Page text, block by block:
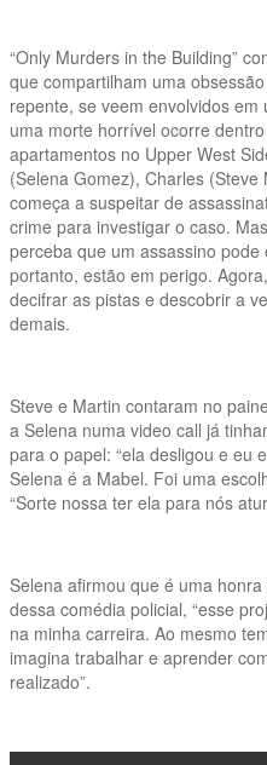
“Only Murders in the Building”
que compartilham uma
repente, se veem envolvidos
uma morte horrível ocorre
apartamentos no Upper West
(Selena Gomez), Charles
começa a suspeitar de
crime para investigar o caso.
perceba que um assassino
portanto, estão em perigo.
decifrar as pistas e descobrir a
demais.
Steve e Martin contaram no
a Selena numa video call já
para o papel: “ela desligou e eu
Selena é a Mabel. Foi uma
“Sorte nossa ter ela para nós
Selena afirmou que é uma
dessa comédia policial, “esse
na minha carreira. Ao mesmo
imagina trabalhar e aprender
realizado”.